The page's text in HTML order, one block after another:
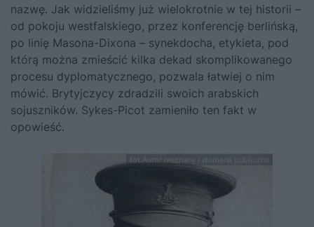
nazwę. Jak widzieli­śmy już wielokrotnie w tej historii –
od pokoju westfalskiego, przez kon­ferencję berlińską,
po linię Masona-Dixona – synekdocha, etykieta, pod
którą można zmieścić kilka dekad skomplikowanego
procesu dyploma­tycznego, pozwala łatwiej o nim
mówić. Brytyjczycy zdradzili swoich arabskich
sojuszników. Sykes-Picot zamieniło ten fakt w
opowieść.
fot.Autor nieznany / domena publiczna